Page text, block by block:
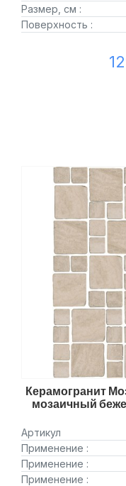
Размер, см :
Поверхность :
Керамогранит
мозаичный
Артикул
Применение :
Применение :
Применение :